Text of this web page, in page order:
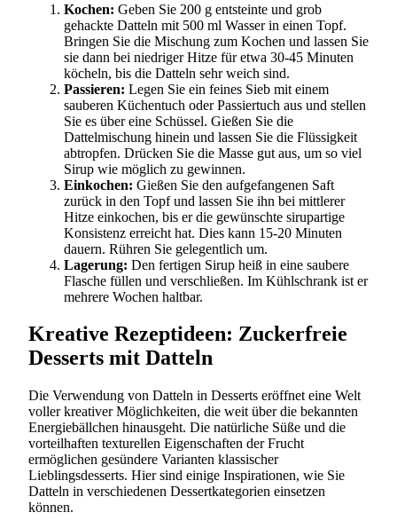
Kochen: Geben Sie 200 g entsteinte und grob
gehackte Datteln mit 500 ml Wasser in einen Topf.
Bringen Sie die Mischung zum Kochen und lassen Sie
sie dann bei niedriger Hitze für etwa 30-45 Minuten
köcheln, bis die Datteln sehr weich sind.
Passieren: Legen Sie ein feines Sieb mit einem
sauberen Küchentuch oder Passiertuch aus und stellen
Sie es über eine Schüssel. Gießen Sie die
Dattelmischung hinein und lassen Sie die Flüssigkeit
abtropfen. Drücken Sie die Masse gut aus, um so viel
Sirup wie möglich zu gewinnen.
Einkochen: Gießen Sie den aufgefangenen Saft
zurück in den Topf und lassen Sie ihn bei mittlerer
Hitze einkochen, bis er die gewünschte sirupartige
Konsistenz erreicht hat. Dies kann 15-20 Minuten
dauern. Rühren Sie gelegentlich um.
Lagerung: Den fertigen Sirup heiß in eine saubere
Flasche füllen und verschließen. Im Kühlschrank ist er
mehrere Wochen haltbar.
Kreative Rezeptideen: Zuckerfreie
Desserts mit Datteln
Die Verwendung von Datteln in Desserts eröffnet eine Welt
voller kreativer Möglichkeiten, die weit über die bekannten
Energiebällchen hinausgeht. Die natürliche Süße und die
vorteilhaften texturellen Eigenschaften der Frucht
ermöglichen gesündere Varianten klassischer
Lieblingsdesserts. Hier sind einige Inspirationen, wie Sie
Datteln in verschiedenen Dessertkategorien einsetzen
können.